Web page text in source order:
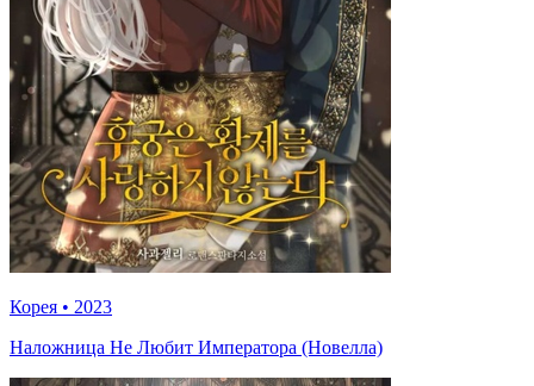
Корея • 2023
Наложница Не Любит Императора (Новелла)